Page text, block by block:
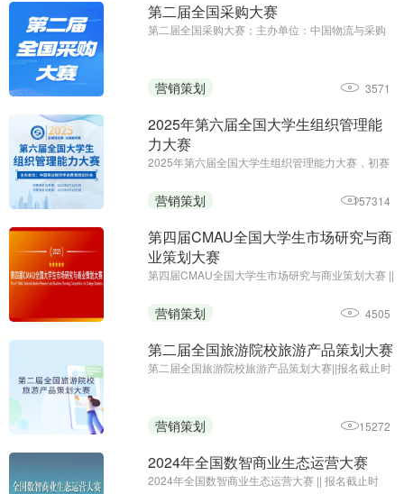
第二届全国采购大赛
第二届全国采购大赛；主办单位：中国物流与采购
营销策划 3571
2025年第六届全国大学生组织管理能
力大赛
2025年第六届全国大学生组织管理能力大赛，初赛
日;主办单位：中国商业经济学会教育培训分会
营销策划 157314
第四届CMAU全国大学生市场研究与商
业策划大赛
第四届CMAU全国大学生市场研究与商业策划大赛 ||
院校市场学研究会、Credamo见数
营销策划 4505
第二届全国旅游院校旅游产品策划大赛
第二届全国旅游院校旅游产品策划大赛||报名截止时
营销策划 15272
2024年全国数智商业生态运营大赛
2024年全国数智商业生态运营大赛 || 报名截止时